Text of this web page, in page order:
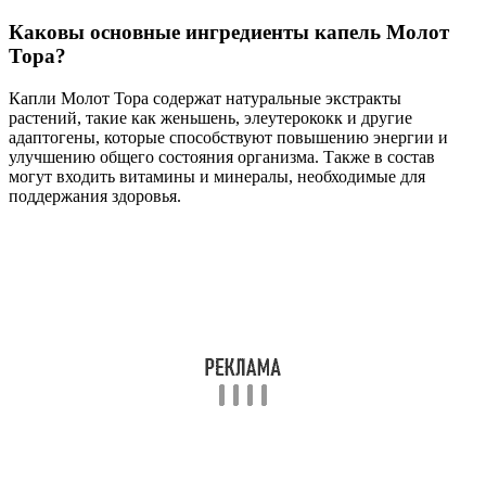
Каковы основные ингредиенты капель Молот
Тора?
Капли Молот Тора содержат натуральные экстракты
растений, такие как женьшень, элеутерококк и другие
адаптогены, которые способствуют повышению энергии и
улучшению общего состояния организма. Также в состав
могут входить витамины и минералы, необходимые для
поддержания здоровья.